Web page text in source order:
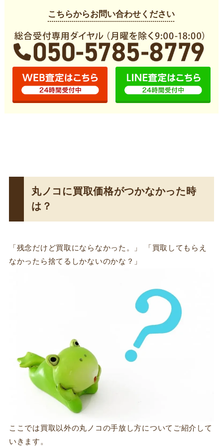
こちらからお問い合わせください
丸ノコに買取価格がつかなかった時
は？
「残念だけど買取にならなかった。」 「買取してもらえ
なかったら捨てるしかないのかな？」
ここでは買取以外の丸ノコの手放し方についてご紹介して
いきます。